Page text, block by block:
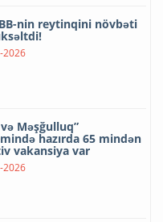
nin reytinqini növbəti
2026
Məşğulluq”
hazırda 65 mindən
vakansiya var
2026